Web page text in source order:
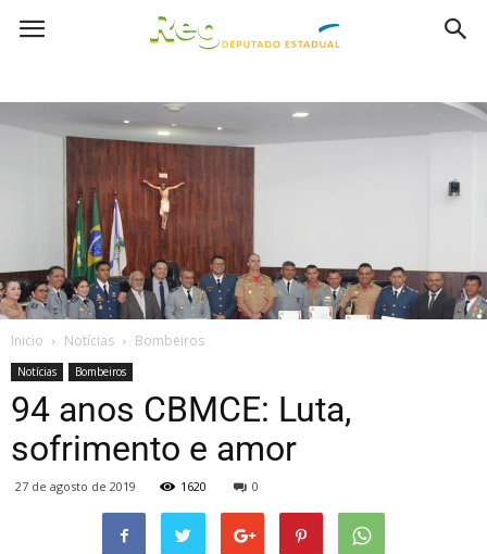
Inicio Notícias Bombeiros
Notícias Bombeiros
94 anos CBMCE: Luta,
sofrimento e amor
27 de agosto de 2019 1620 0